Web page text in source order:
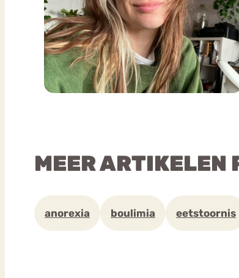
MEER ARTIKELEN
anorexia boulimia eetstoornis